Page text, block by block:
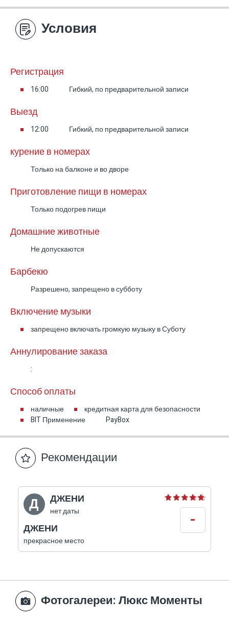
Условия
Регистрация
16:00 Гибкий, по предварительной записи
Выезд
12:00 Гибкий, по предварительной записи
курение в номерах
Только на балконе и во дворе
Приготовление пищи в номерах
Только подогрев пищи
Домашние животные
Не допускаются
Барбекю
Разрешено, запрещено в субботу
Включение музыки
запрещено включать громкую музыку в Суботу
Аннулирование заказа
:
Способ оплаты
наличные
кредитная карта для безопасности
BIT Применение
PayBox
Рекомендации
Д ДЖЕНИ
нет даты
ДЖЕНИ
прекрасное место
-
Фотогалереи: Люкс Моменты